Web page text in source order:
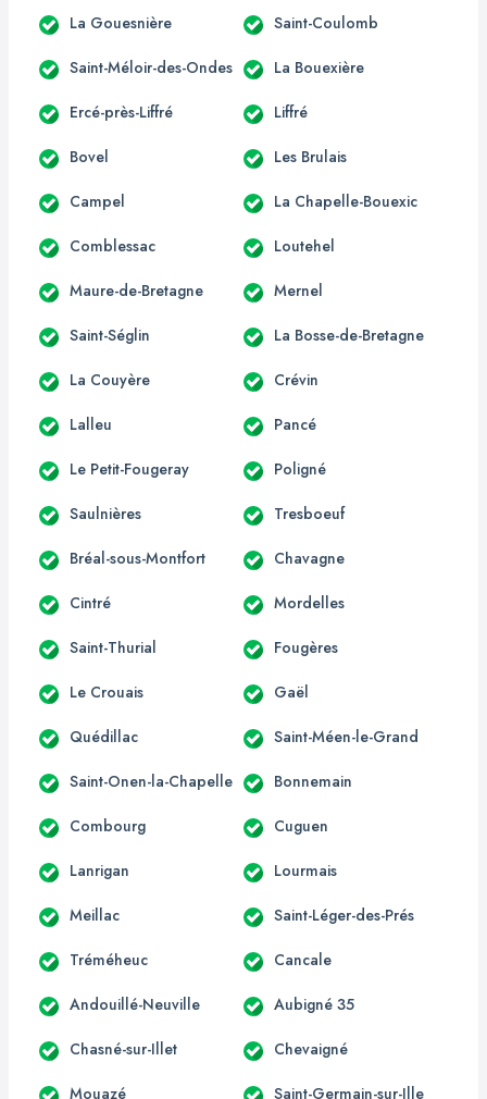
La Gouesnière Saint-Coulomb
Saint-Méloir-des-Ondes La Bouexière
Ercé-près-Liffré Liffré
Bovel Les Brulais
Campel La Chapelle-Bouexic
Comblessac Loutehel
Maure-de-Bretagne Mernel
Saint-Séglin La Bosse-de-Bretagne
La Couyère Crévin
Lalleu Pancé
Le Petit-Fougeray Poligné
Saulnières Tresboeuf
Bréal-sous-Montfort Chavagne
Cintré Mordelles
Saint-Thurial Fougères
Le Crouais Gaël
Quédillac Saint-Méen-le-Grand
Saint-Onen-la-Chapelle Bonnemain
Combourg Cuguen
Lanrigan Lourmais
Meillac Saint-Léger-des-Prés
Tréméheuc Cancale
Andouillé-Neuville Aubigné 35
Chasné-sur-Illet Chevaigné
Mouazé Saint-Germain-sur-Ille